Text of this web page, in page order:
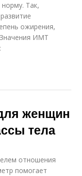
Так,
ожирения,
ИМТ
женщин
тела
отношения
помогает